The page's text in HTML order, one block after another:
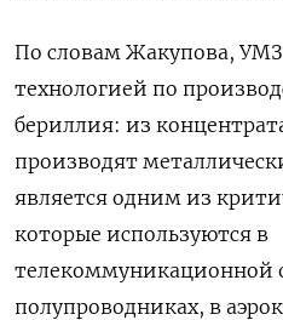
По словам Жакупова,
технологией по
бериллия: из
производят
является одним из
которые используются в
телекоммуникационной
полупроводниках, в